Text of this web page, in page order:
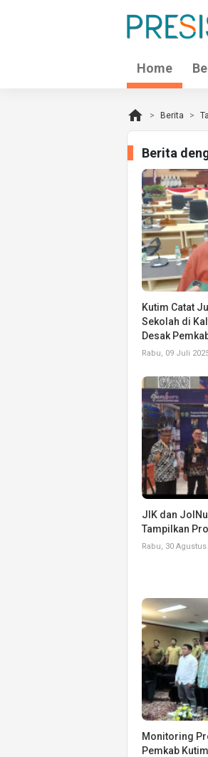
Home
home Berita
Berita
Kutim Catat
Sekolah di
Desak
Rabu, 09 Juli
JIK dan
Tampilkan
Rabu, 30 Agustus
Monitoring
Pemkab